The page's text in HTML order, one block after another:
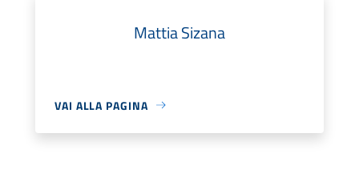
Mattia Sizana
VAI ALLA PAGINA